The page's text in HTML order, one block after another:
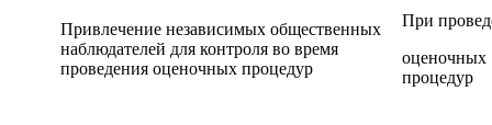
Привлечение независимых общественных
наблюдателей для контроля во время
проведения оценочных процедур
При
оценочных
процедур